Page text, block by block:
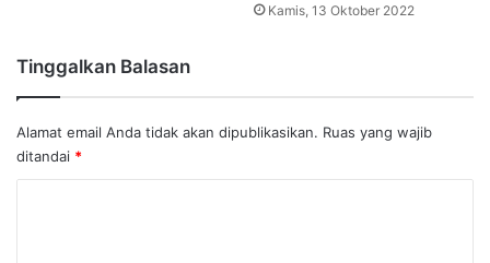
Kamis, 13 Oktober 2022
Tinggalkan Balasan
Alamat email Anda tidak akan dipublikasikan. Ruas yang wajib
ditandai *